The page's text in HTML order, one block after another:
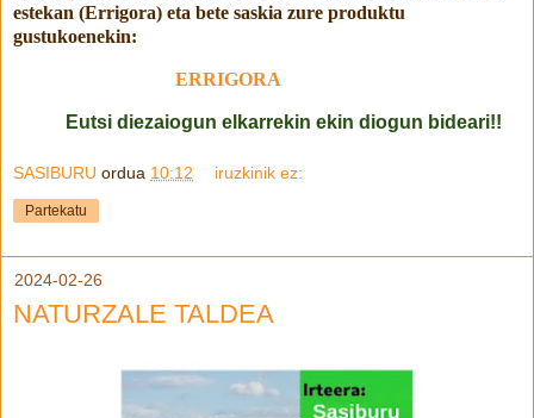
estekan (Errigora) eta bete saskia zure produktu
gustukoenekin:
ERRIGORA
Eutsi diezaiogun elkarrekin ekin diogun bideari!!
SASIBURU ordua 10:12 iruzkinik ez:
Partekatu
2024-02-26
NATURZALE TALDEA